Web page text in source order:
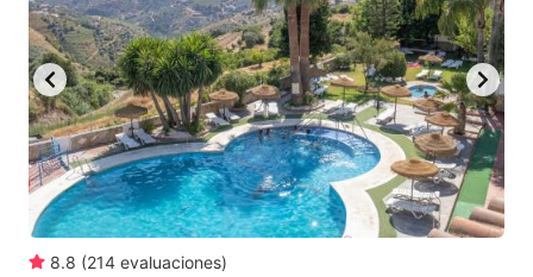
8.8 (214 evaluaciones)